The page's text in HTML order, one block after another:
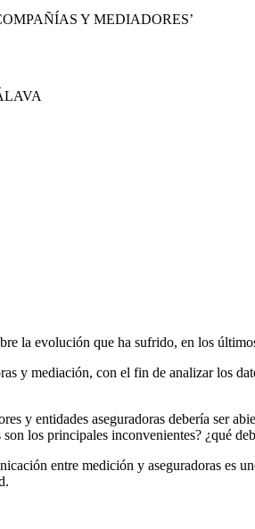
Y MEDIADORES’
la evolución que ha sufrido, en los
y mediación, con el fin de analizar los
y entidades aseguradoras debería ser
los principales inconvenientes? ¿qué
entre medición y aseguradoras es